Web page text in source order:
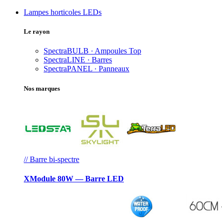
Lampes horticoles LEDs
Le rayon
SpectraBULB · Ampoules Top
SpectraLINE · Barres
SpectraPANEL · Panneaux
Nos marques
// Barre bi-spectre
XModule 80W — Barre LED